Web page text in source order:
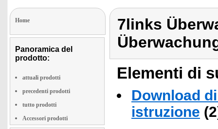
Home
Panoramica del
prodotto:
attuali prodotti
precedenti prodotti
tutto prodotti
Accessori prodotti
7links
Elementi di
Download
istruzione